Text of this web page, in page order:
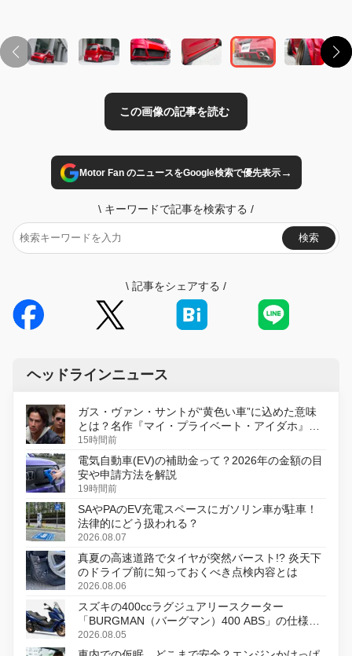
Motor Fan のニュースをGoogle検索で優先表示→
\ キーワードで記事を検索する /
検索
\ 記事をシェアする /
ヘッドラインニュース
ガス・ヴァン・サントが“黄色い車”に込めた意味
とは？名作『マイ・プライベート・アイダホ』が
初のデジタルリマスター版で復活
15時間前
電気自動車(EV)の補助金って？2026年の金額の目
安や申請方法を解説
19時間前
SAやPAのEV充電スペースにガソリン車が駐車！
法律的にどう扱われる？
2026.08.07
真夏の高速道路でタイヤが突然バースト!? 炎天下
のドライブ前に知っておくべき点検内容とは
2026.08.06
スズキの400ccラグジュアリースクーター
「BURGMAN（バーグマン）400 ABS」の仕様を
変更し、8月18日に発売
2026.08.05